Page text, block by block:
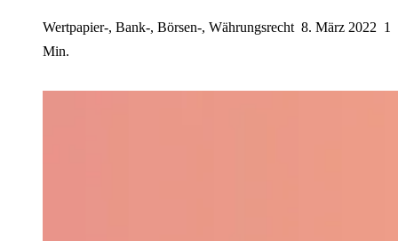
Wertpapier-, Bank-, Börsen-, Währungsrecht 8. März 2022 1
Min.